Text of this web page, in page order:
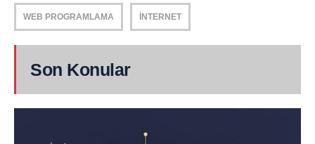
WEB PROGRAMLAMA İNTERNET
Son Konular